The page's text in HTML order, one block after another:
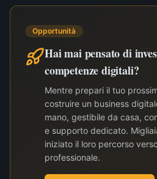
Opportunità
Hai mai pensato di
competenze digitali?
Mentre prepari il tuo
costruire un business
mano, gestibile da casa,
e supporto dedicato.
iniziato il loro percorso
professionale.